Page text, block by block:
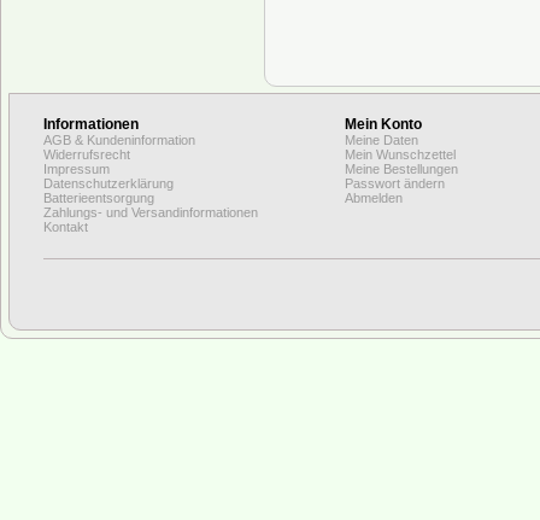
Informationen
AGB & Kundeninformation
Widerrufsrecht
Impressum
Datenschutzerklärung
Batterieentsorgung
Zahlungs- und Versandinformationen
Kontakt
Mein Konto
Meine Daten
Mein Wunschzettel
Meine Bestellungen
Passwort ändern
Abmelden